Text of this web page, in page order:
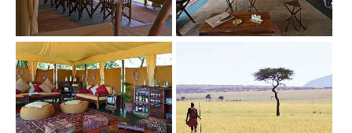
Show larger version